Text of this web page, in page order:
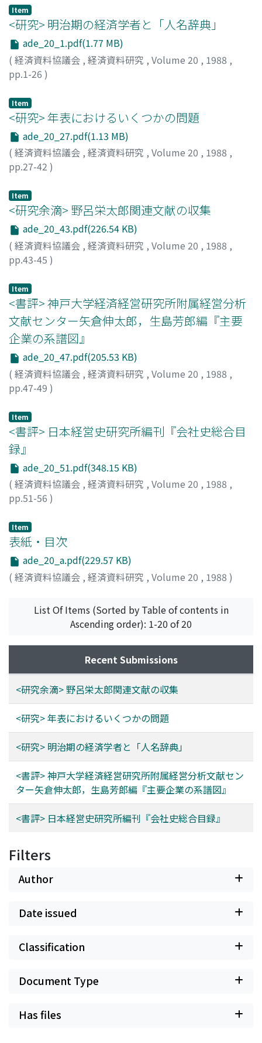
Item
<研究> 明治期の経済学者と「人名辞典」
ade_20_1.pdf(1.77 MB)
( 経済資料協議会 , 経済資料研究 , Volume 20 , 1988 ,
pp.1-26 )
Item
<研究> 年表におけるいくつかの問題
ade_20_27.pdf(1.13 MB)
( 経済資料協議会 , 経済資料研究 , Volume 20 , 1988 ,
pp.27-42 )
Item
<研究余滴> 野呂栄太郎関連文献の収集
ade_20_43.pdf(226.54 KB)
( 経済資料協議会 , 経済資料研究 , Volume 20 , 1988 ,
pp.43-45 )
Item
<書評> 神戸大学経済経営研究所附属経営分析
文献センター矢倉伸太郎，生島芳郎編『主要
企業の系譜図』
ade_20_47.pdf(205.53 KB)
( 経済資料協議会 , 経済資料研究 , Volume 20 , 1988 ,
pp.47-49 )
Item
<書評> 日本経営史研究所編刊『会社史総合目
録』
ade_20_51.pdf(348.15 KB)
( 経済資料協議会 , 経済資料研究 , Volume 20 , 1988 ,
pp.51-56 )
Item
表紙・目次
ade_20_a.pdf(229.57 KB)
( 経済資料協議会 , 経済資料研究 , Volume 20 , 1988 )
List Of Items (Sorted by Table of contents in
Ascending order): 1-20 of 20
Recent Submissions
<研究余滴> 野呂栄太郎関連文献の収集
<研究> 年表におけるいくつかの問題
<研究> 明治期の経済学者と「人名辞典」
<書評> 神戸大学経済経営研究所附属経営分析文献セン
ター矢倉伸太郎，生島芳郎編『主要企業の系譜図』
<書評> 日本経営史研究所編刊『会社史総合目録』
Filters
Author
Date issued
Classification
Document Type
Has files